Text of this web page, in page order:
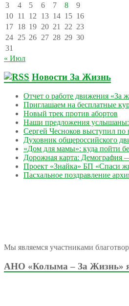
3
4 5 6 7 8
9
10 11 12 13 14 15 16
17 18 19 20 21 22 23
24 25 26 27 28 29 30
31
« Июл
Новости За Жизнь
Отчет о работе движения «За
Приглашаем на бесплатные
Новый трек против абортов
Наши предложения услышаны:
Сергей Чесноков выступил по
Духовник общероссийского
«Дом для мамы»: куда пойти
Дорожная карта: Демография
Проект «Знайка» БП «Спаси
Пасхальное поздравление
Мы являемся участниками
АНО «Колыма – За Жизнь»